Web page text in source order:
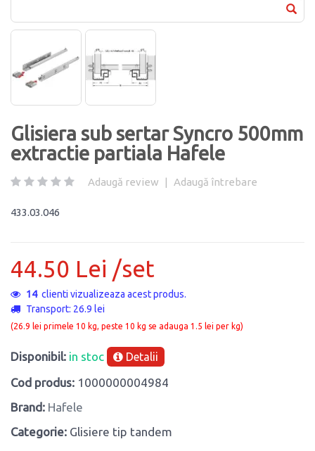
Glisiera sub sertar Syncro 500mm
extractie partiala Hafele
Adaugă review | Adaugă întrebare
433.03.046
44.50 Lei /set
14clienti vizualizeaza acest produs.
Transport: 26.9 lei
(26.9 lei primele 10 kg, peste 10 kg se adauga 1.5 lei per kg)
Disponibil: in stoc Detalii
Cod produs: 1000000004984
Brand: Hafele
Categorie: Glisiere tip tandem